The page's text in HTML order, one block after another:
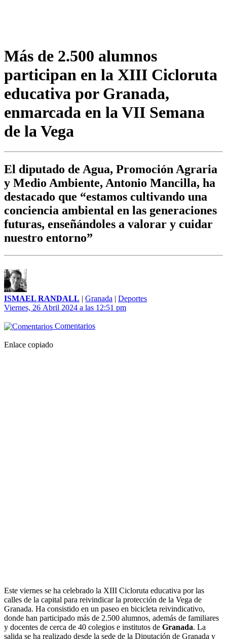
Más de 2.500 alumnos
participan en la XIII Cicloruta
educativa por Granada,
enmarcada en la VII Semana
de la Vega
El diputado de Agua, Promoción Agraria
y Medio Ambiente, Antonio Mancilla, ha
destacado que “estamos cultivando una
conciencia ambiental en las generaciones
futuras, enseñándoles a valorar y cuidar
nuestro entorno”
ISMAEL RANDALL | Granada | Deportes
Viernes, 26 Abril 2024 a las 12:51 pm
Comentarios
Enlace copiado
Este viernes se ha celebrado la XIII Cicloruta educativa por las
calles de la capital para reivindicar la protección de la Vega de
Granada. Ha consistido en un paseo en bicicleta reivindicativo,
donde han participado más de 2.500 alumnos, además de familiares
y docentes de cerca de 40 colegios e institutos de Granada. La
salida se ha realizado desde la sede de la Diputación de Granada y